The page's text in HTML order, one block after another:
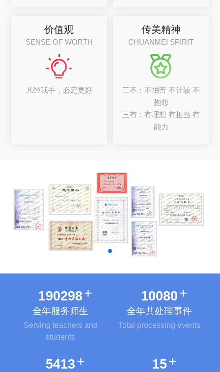
价值观
SENSE OF WORTH
凡经我手，必定更好
传美精神
CHUANMEI SPIRIT
三不：不怕苦 不计较 不
抱怨
三有：有理想 有担当 有
能力
203891+
全年服务师生
Serving teachers and
students
10800+
全年共处理事件
Total processing events
5800+ 16+